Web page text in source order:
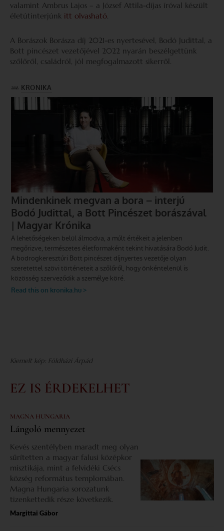
valamint Ambrus Lajos – a József Attila-díjas íróval készült
életútinterjúnk itt olvasható.
A Borászok Borásza díj 2021-es nyertesével, Bodó Judittal, a
Bott pincészet vezetőjével 2022 nyarán beszélgettünk
szőlőről, családról, jól megfogalmazott sikerről.
Kiemelt kép: Földházi Árpád
EZ IS ÉRDEKELHET
MAGNA HUNGARIA
Lángoló mennyezet
Kevés szentélyben maradt meg olyan
sűrítetten a magyar falusi középkor
misztikája, mint a felvidéki Csécs
község református templomában.
Magna Hungaria sorozatunk
tizenkettedik része következik.
Margittai Gábor